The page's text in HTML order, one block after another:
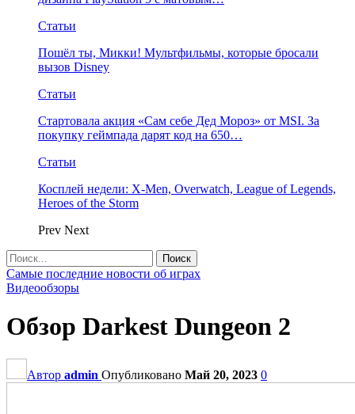
Статьи
Пошёл ты, Микки! Мультфильмы, которые бросали
вызов Disney
Статьи
Стартовала акция «Сам себе Дед Мороз» от MSI. За
покупку геймпада дарят код на 650…
Статьи
Косплей недели: X-Men, Overwatch, League of Legends,
Heroes of the Storm
Prev Next
Самые последние новости об играх
Видеообзоры
Обзор Darkest Dungeon 2
Автор admin Опубликовано Май 20, 2023 0